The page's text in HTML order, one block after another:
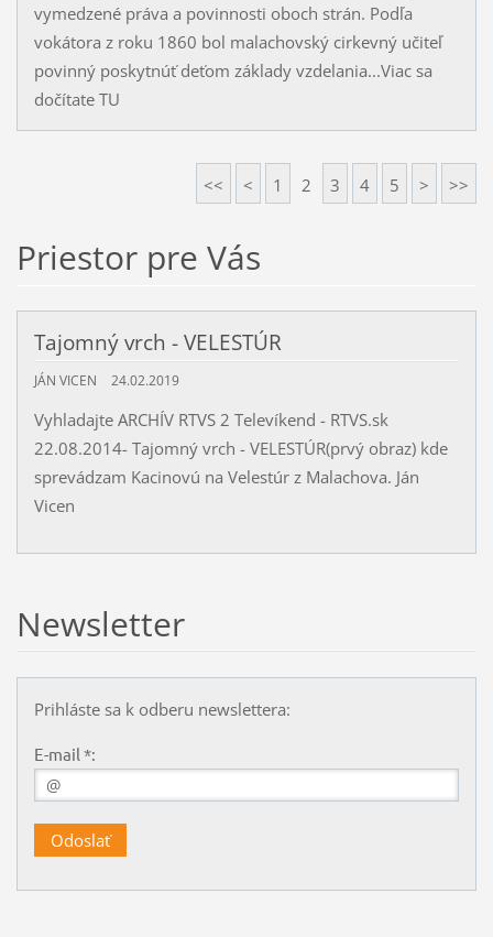
vymedzené práva a povinnosti oboch strán. Podľa
vokátora z roku 1860 bol malachovský cirkevný učiteľ
povinný poskytnúť deťom základy vzdelania...Viac sa
dočítate TU
<< < 1 2 3 4 5 > >>
Priestor pre Vás
Tajomný vrch - VELESTÚR
JÁN VICEN 24.02.2019
Vyhladajte ARCHÍV RTVS 2 Televíkend - RTVS.sk
22.08.2014- Tajomný vrch - VELESTÚR(prvý obraz) kde
sprevádzam Kacinovú na Velestúr z Malachova. Ján
Vicen
Newsletter
Prihláste sa k odberu newslettera:
E-mail *: